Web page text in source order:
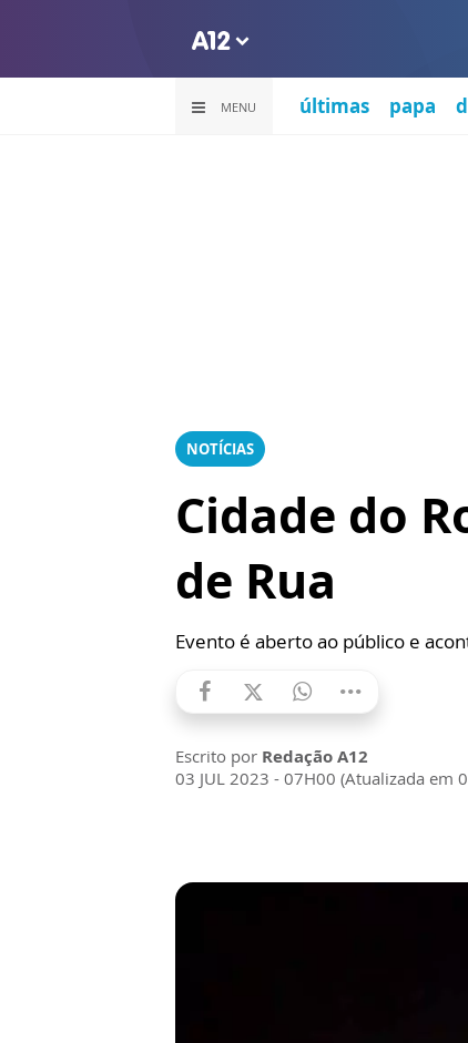
MENU últimas papa
NOTÍCIAS
Cidade do
de Rua
Evento é aberto ao público e
Escrito por Redação A12
03 JUL 2023 - 07H00 (Atualizada em